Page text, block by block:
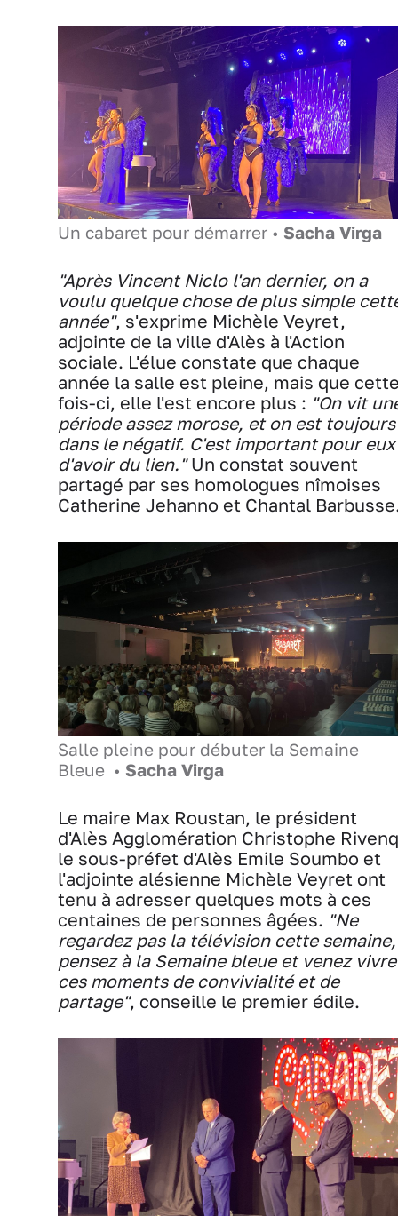
Un cabaret pour démarrer • Sacha Virga
"Après Vincent Niclo l'an dernier, on a
voulu quelque chose de plus simple
année", s'exprime Michèle Veyret,
adjointe de la ville d'Alès à l'Action
sociale. L'élue constate que chaque
année la salle est pleine, mais que
fois-ci, elle l'est encore plus : "On vit
période assez morose, et on est toujours
dans le négatif. C'est important pour eux
d'avoir du lien."Un constat souvent
partagé par ses homologues nîmoises
Catherine Jehanno et Chantal
Salle pleine pour débuter la Semaine
Bleue • Sacha Virga
Le maire Max Roustan, le président
d'Alès Agglomération Christophe
le sous-préfet d'Alès Emile Soumbo et
l'adjointe alésienne Michèle Veyret ont
tenu à adresser quelques mots à ces
centaines de personnes âgées. "Ne
regardez pas la télévision cette semaine,
pensez à la Semaine bleue et venez vivre
ces moments de convivialité et de
partage", conseille le premier édile.